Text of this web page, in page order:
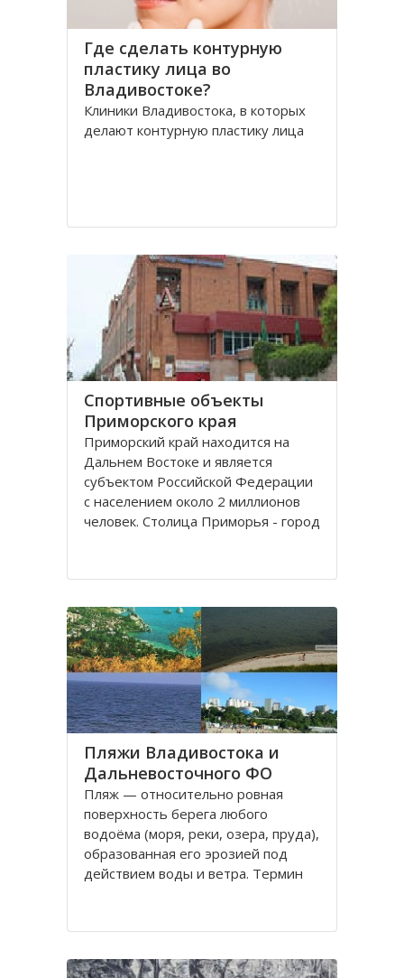
Где сделать контурную
пластику лица во
Владивостоке?
Клиники Владивостока, в которых
делают контурную пластику лица
Спортивные объекты
Приморского края
Приморский край находится на
Дальнем Востоке и является
субъектом Российской Федерации
с населением около 2 миллионов
человек. Столица Приморья - город
моря на полуострове Муравьёва-
императрицы Евгении
Пляжи Владивостока и
Дальневосточного ФО
Пляж — относительно ровная
поверхность берега любого
водоёма (моря, реки, озера, пруда),
образованная его эрозией под
действием воды и ветра. Термин
приема солнечных ванн.
Юг Дальнего Востока России, в